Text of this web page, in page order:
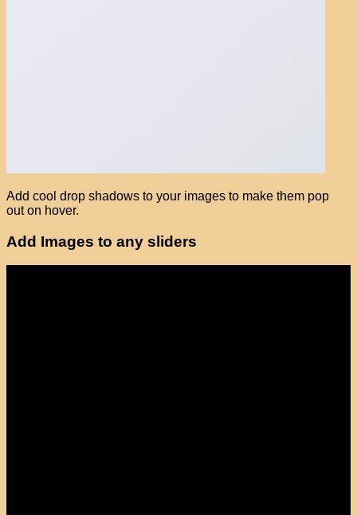
Add cool drop shadows to your images to make them pop
out on hover.
Add Images to any sliders